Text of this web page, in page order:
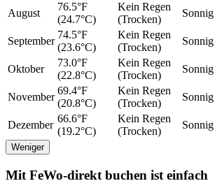
August
76.5°F
(24.7°C)
Kein Regen
(Trocken)
Sonnig
September
74.5°F
(23.6°C)
Kein Regen
(Trocken)
Sonnig
Oktober
73.0°F
(22.8°C)
Kein Regen
(Trocken)
Sonnig
November
69.4°F
(20.8°C)
Kein Regen
(Trocken)
Sonnig
Dezember
66.6°F
(19.2°C)
Kein Regen
(Trocken)
Sonnig
Weniger
Mit FeWo-direkt buchen ist einfach